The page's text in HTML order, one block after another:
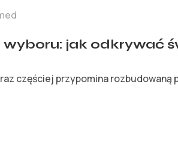
wyboru: jak odkrywać
częściej przypomina rozbudowaną